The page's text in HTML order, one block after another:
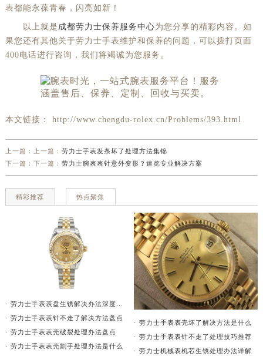
表都能永葆青春，闪亮如新！
以上就是 成都劳力士保养服务中心为您分享的精彩内容。如
果您还有其他关于劳力士手表维护和保养的问题，可以拨打页面
400电话进行咨询，我们将竭诚为您服务。
本文链接： http://www.chengdu-rolex.cn/Problems/393.html
上一篇：上一篇： 劳力士手表发条坏了处理方法集锦
下一篇：下一篇： 劳力士腕表表针意外变形？速览专业解决方案
精彩推荐 热点聚焦
· 劳力士手表表针不走了解决方法盘点
· 劳力士手表表壳破裂处理办法盘点
· 劳力士手表表壳割手处理办法是什么
· 劳力士手表表壳坏了解决方法是什么
· 劳力士手表表针不走了处理技巧推荐
· 劳力士机械表机芯生锈处理办法详解